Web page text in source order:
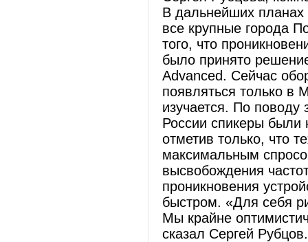
В дальнейших
все крупные города
того, что
было принято
Advanced. Сейчас
появляться только в
изучается. По поводу
России спикеры
отметив только, что
максимальным
высвобождения
проникновения
быстром. «Для себя
Мы крайне
сказал Сергей Рубцов.